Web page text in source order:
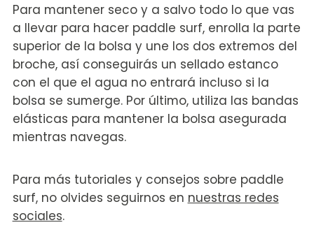
Para mantener seco y a salvo todo lo que vas
a llevar para hacer paddle surf, enrolla la parte
superior de la bolsa y une los dos extremos del
broche, así conseguirás un sellado estanco
con el que el agua no entrará incluso si la
bolsa se sumerge. Por último, utiliza las bandas
elásticas para mantener la bolsa asegurada
mientras navegas.
Para más tutoriales y consejos sobre paddle
surf, no olvides seguirnos en nuestras redes
sociales.